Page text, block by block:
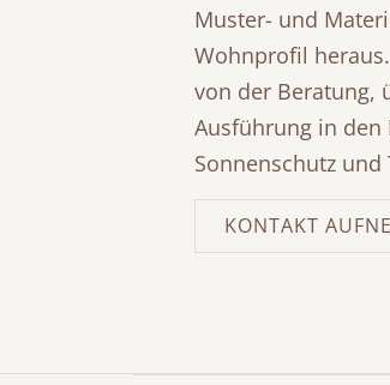
Muster- und
Wohnprofil
von der Beratung,
Ausführung in den
Sonnenschutz
KONTAKT